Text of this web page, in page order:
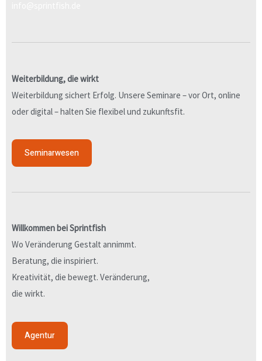
Weiterbildung, die wirkt
Weiterbildung sichert Erfolg. Unsere Seminare – vor Ort, online
oder digital – halten Sie flexibel und zukunftsfit.
Seminarwesen
Willkommen bei Sprintfish
Wo Veränderung Gestalt annimmt.
Beratung, die inspiriert.
Kreativität, die bewegt. Veränderung,
die wirkt.
Agentur